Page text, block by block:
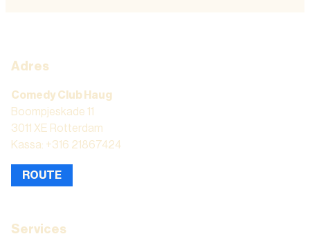
Adres
Comedy Club Haug
Boompjeskade 11
3011 XE Rotterdam
Kassa: +316 21867424
ROUTE
Services